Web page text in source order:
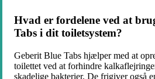
Hvad er fordelene ved at
Tabs i dit toiletsystem?
Geberit Blue Tabs hjælper med at
toilettet ved at forhindre
skadelige bakterier. De frigiver også